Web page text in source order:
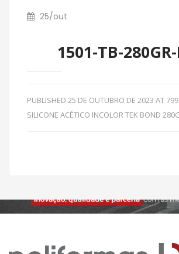
25/out
1501-TB-
PUBLISHED 25 DE OUTUBRO DE 2023 AT
SILICONE ACÉTICO INCOLOR TEK BOND